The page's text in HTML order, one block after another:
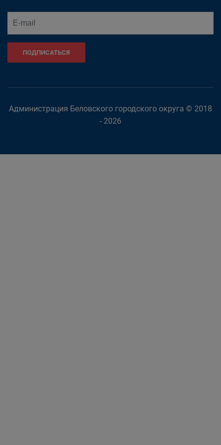
ПОДПИСАТЬСЯ
Администрация Беловского городского округа © 2018
- 2026